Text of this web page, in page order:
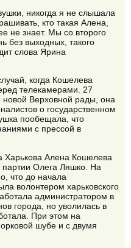
никогда я не слышала
кто такая Алена,
не знает. Мы со второго
без выходных, такого
слова Ярина
когда Кошелева
телекамерами. 27
новой Верховной рады, она
о государственном
пообещала, что
с прессой в
Харькова Алена Кошелева
партии Олега Ляшко. На
что до начала
волонтером харьковского
администратором в
города, но уволилась в
При этом на
шубе и с двумя